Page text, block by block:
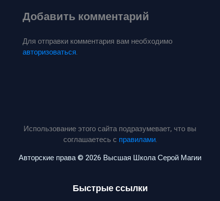
Добавить комментарий
Для отправки комментария вам необходимо
авторизоваться.
Использование этого сайта подразумевает, что вы
соглашаетесь с правилами.
Авторские права © 2026 Высшая Школа Серой Магии
Быстрые ссылки